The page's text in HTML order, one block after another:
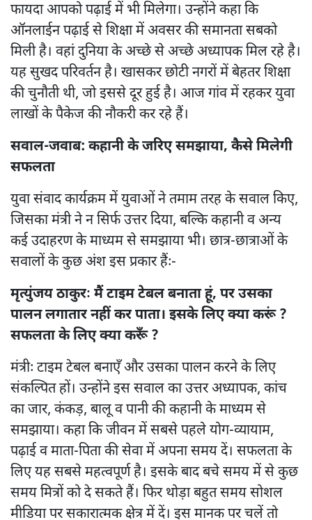
फायदा आपको पढ़ाई में भी मिलेगा। उन्होंने कहा कि
ऑनलाईन पढ़ाई से शिक्षा में अवसर की समानता सबको
मिली है। वहां दुनिया के अच्छे से अच्छे अध्यापक मिल रहे है।
यह सुखद परिवर्तन है। खासकर छोटी नगरों में बेहतर शिक्षा
की चुनौती थी, जो इससे दूर हुई है। आज गांव में रहकर युवा
लाखों के पैकेज की नौकरी कर रहे हैं।
सवाल-जवाब: कहानी के जरिए समझाया, कैसे मिलेगी
सफलता
युवा संवाद कार्यक्रम में युवाओं ने तमाम तरह के सवाल किए,
जिसका मंत्री ने न सिर्फ उत्तर दिया, बल्कि कहानी व अन्य
कई उदाहरण के माध्यम से समझाया भी। छात्र-छात्राओं के
सवालों के कुछ अंश इस प्रकार हैंः-
मृत्युंजय ठाकुरः मैं टाइम टेबल बनाता हूं, पर उसका
पालन लगातार नहीं कर पाता। इसके लिए क्या करूं ?
सफलता के लिए क्या करूँ ?
मंत्रीः टाइम टेबल बनाएँ और उसका पालन करने के लिए
संकल्पित हों। उन्होंने इस सवाल का उत्तर अध्यापक, कांच
का जार, कंकड़, बालू व पानी की कहानी के माध्यम से
समझाया। कहा कि जीवन में सबसे पहले योग-व्यायाम,
पढ़ाई व माता-पिता की सेवा में अपना समय दें। सफलता के
लिए यह सबसे महत्वपूर्ण है। इसके बाद बचे समय में से कुछ
समय मित्रों को दे सकते हैं। फिर थोड़ा बहुत समय सोशल
मीडिया पर सकारात्मक क्षेत्र में दें। इस मानक पर चलें तो